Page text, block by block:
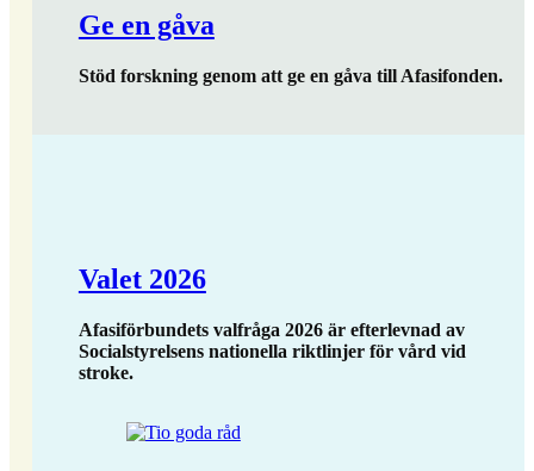
Ge en gåva
Stöd forskning genom att ge en gåva till Afasifonden.
Valet 2026
Afasiförbundets valfråga 2026 är efterlevnad av
Socialstyrelsens nationella riktlinjer för vård vid
stroke.